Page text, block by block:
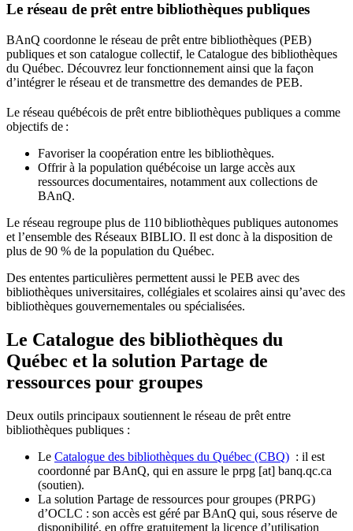
Le réseau de prêt entre bibliothèques publiques
BAnQ coordonne le réseau de prêt entre bibliothèques (PEB)
publiques et son catalogue collectif, le Catalogue des bibliothèques
du Québec. Découvrez leur fonctionnement ainsi que la façon
d’intégrer le réseau et de transmettre des demandes de PEB.
Le réseau québécois de prêt entre bibliothèques publiques a comme
objectifs de :
Favoriser la coopération entre les bibliothèques.
Offrir à la population québécoise un large accès aux
ressources documentaires, notamment aux collections de
BAnQ.
Le réseau regroupe plus de 110bibliothèques publiques autonomes
et l’ensemble des Réseaux BIBLIO. Il est donc à la disposition de
plus de 90 % de la population du Québec.
Des ententes particulières permettent aussi le PEB avec des
bibliothèques universitaires, collégiales et scolaires ainsi qu’avec des
bibliothèques gouvernementales ou spécialisées.
Le Catalogue des bibliothèques du
Québec et la solution Partage de
ressources pour groupes
Deux outils principaux soutiennent le réseau de prêt entre
bibliothèques publiques :
Le Catalogue des bibliothèques du Québec (CBQ) : il est
coordonné par BAnQ, qui en assure le prpg [at] banq.qc.ca
(soutien).
La solution Partage de ressources pour groupes (PRPG)
d’OCLC : son accès est géré par BAnQ qui, sous réserve de
disponibilité, en offre gratuitement la licence d’utilisation